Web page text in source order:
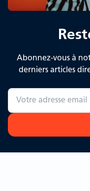
Abonnez-vous à
derniers articles